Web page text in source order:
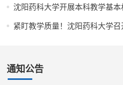
通知公告